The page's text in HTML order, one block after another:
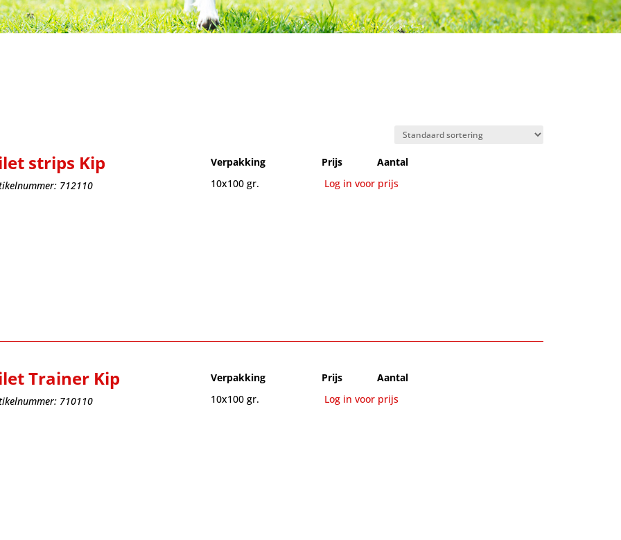
strips Kip
712110
Verpakking Prijs
Aantal
10x100 gr.
Log in voor prijs
Trainer Kip
710110
Verpakking Prijs
Aantal
10x100 gr.
Log in voor prijs